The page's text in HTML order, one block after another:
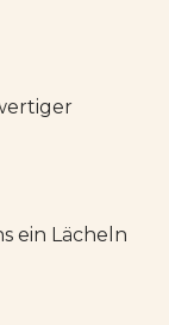
ein Lächeln